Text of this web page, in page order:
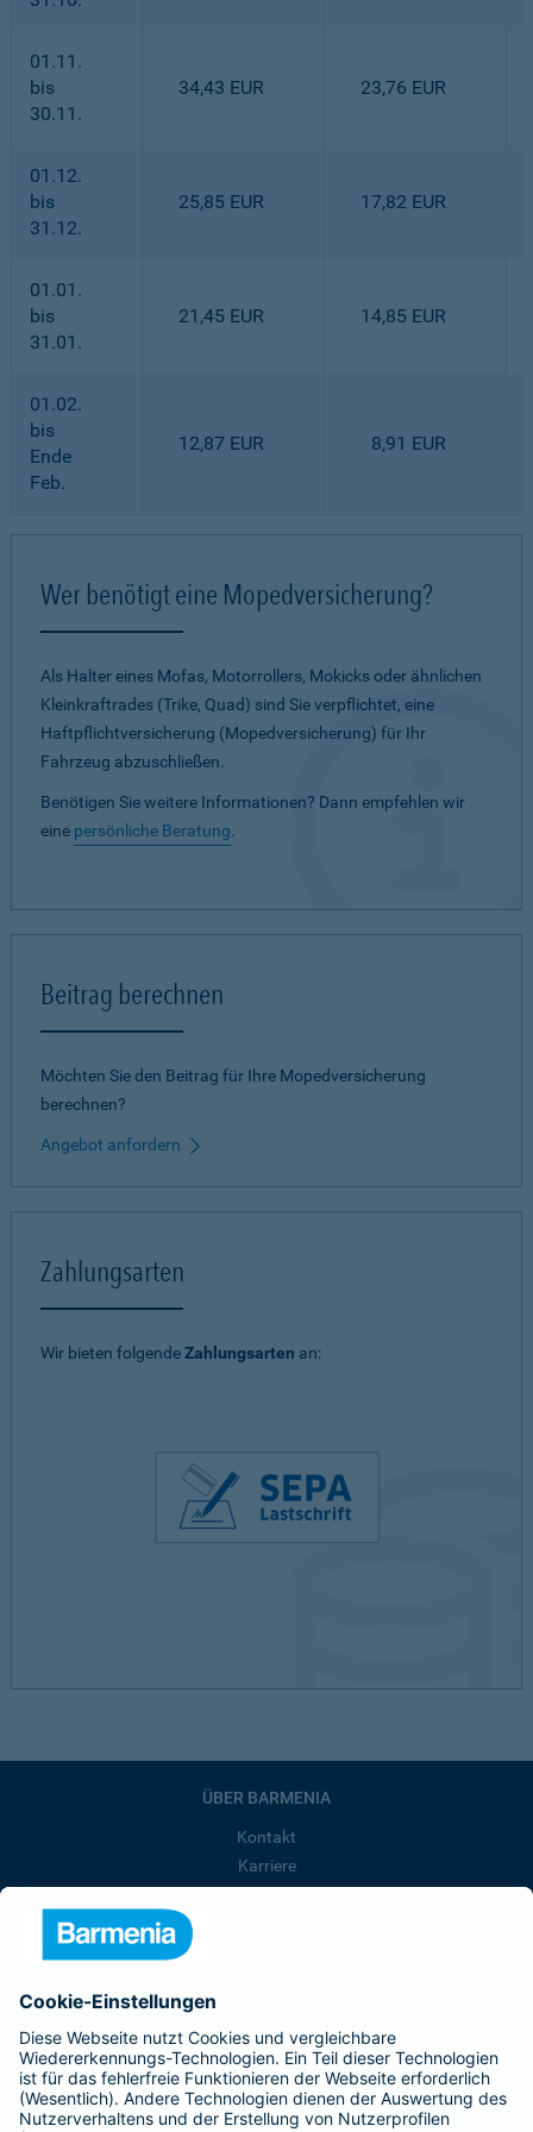
01.11.
bis
30.11.
34,43 EUR 23,76 EUR
01.12.
bis
31.12.
25,85 EUR 17,82 EUR
01.01.
bis
31.01.
21,45 EUR 14,85 EUR
01.02.
bis
Ende
Feb.
12,87 EUR 8,91 EUR
Wer benötigt eine Mopedversicherung?
Als Halter eines Mofas, Motorrollers, Mokicks oder ähnlichen
Kleinkraftrades (Trike, Quad) sind Sie verpflichtet, eine
Haftpflichtversicherung (Mopedversicherung) für Ihr
Fahrzeug abzuschließen.
Benötigen Sie weitere Informationen? Dann empfehlen wir
eine persönliche Beratung.
Beitrag berechnen
Möchten Sie den Beitrag für Ihre Mopedversicherung
berechnen?
Angebot anfordern
Zahlungsarten
Wir bieten folgendeZahlungsarten an:
ÜBER BARMENIA
Kontakt
Karriere
Barmenia ist Teil der BarmeniaGothaer
BELIEBTE SEITEN
Kranken-Zusatzversicherung
Tierversicherungen